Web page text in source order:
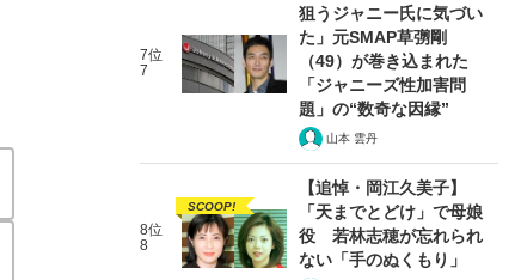
7位
7
狙うジャニー氏に気づい
た」元SMAP草彅剛
（49）が巻き込まれた
「ジャニーズ性加害問
題」の“数奇な因縁”
山本 雲丹
8位
8
SCOOP!
【追悼・岡江久美子】
「天までとどけ」で母娘
役 若林志穂が忘れられ
ない「手のぬくもり」